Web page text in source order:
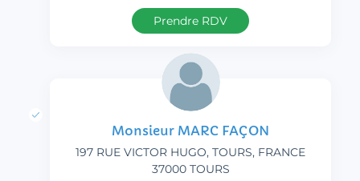
Prendre RDV
Monsieur MARC FAÇON
197 RUE VICTOR HUGO, TOURS, FRANCE
37000 TOURS